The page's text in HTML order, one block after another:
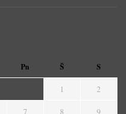
Pn Š S
1 2
7 8 9